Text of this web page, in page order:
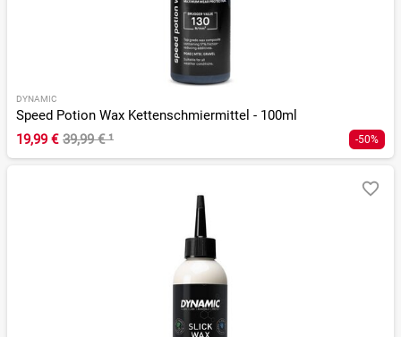
DYNAMIC
Speed Potion Wax Kettenschmiermittel - 100ml
19,99 € 39,99 €¹ -50%